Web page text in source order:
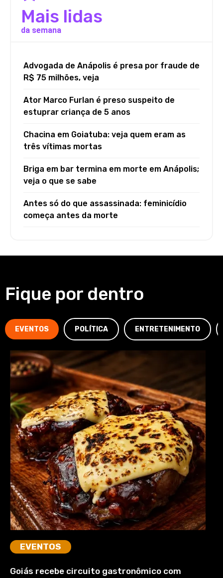
Mais lidas
da semana
Advogada de Anápolis é presa por fraude de
R$ 75 milhões, veja
Ator Marco Furlan é preso suspeito de
estuprar criança de 5 anos
Chacina em Goiatuba: veja quem eram as
três vítimas mortas
Briga em bar termina em morte em Anápolis;
veja o que se sabe
Antes só do que assassinada: feminicídio
começa antes da morte
Fique por dentro
EVENTOS POLÍTICA ENTRETENIMENTO
EVENTOS
Goiás recebe circuito gastronômico com